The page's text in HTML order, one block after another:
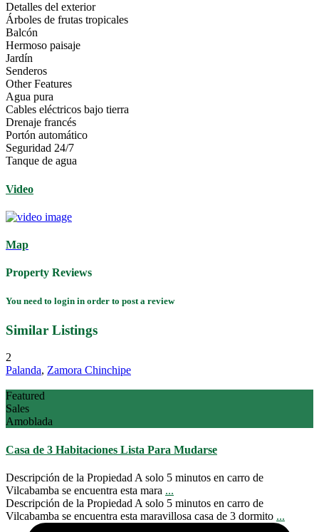
Detalles del exterior
Árboles de frutas tropicales
Balcón
Hermoso paisaje
Jardín
Senderos
Other Features
Agua pura
Cables eléctricos bajo tierra
Drenaje francés
Portón automático
Seguridad 24/7
Tanque de agua
Video
Map
Property Reviews
You need to login in order to post a review
Similar Listings
2
Palanda, Zamora Chinchipe
Featured
Sales
Amoblada
Casa de 3 Habitaciones Lista Para Mudarse
Descripción de la Propiedad A solo 5 minutos en carro de
Vilcabamba se encuentra esta mara ...
Descripción de la Propiedad A solo 5 minutos en carro de
Vilcabamba se encuentra esta maravillosa casa de 3 dormito ...